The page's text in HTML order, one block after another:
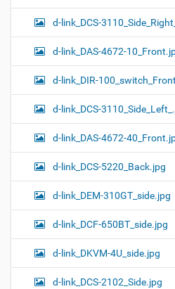
d-link_DCS-
d-link_DAS-4672-
d-link_DIR-
d-link_DCS-
d-link_DAS-4672-
d-link_DCS-5220_Back.jpg
d-link_DEM-310GT_side.jpg
d-link_DCF-650BT_side.jpg
d-link_DKVM-4U_side.jpg
d-link_DCS-2102_Side.jpg